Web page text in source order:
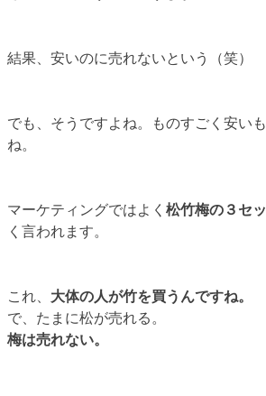
結果、安いのに売れないという（笑）
でも、そうですよね。ものすごく安い
ね。
マーケティングではよく 松竹梅の３セ
く言われます。
これ、 大体の人が竹を買うんですね。
で、たまに松が売れる。
梅は売れない。